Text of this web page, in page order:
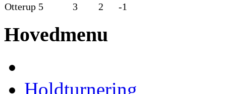
Otterup 5
3 2 -1
Hovedmenu
Holdturnering